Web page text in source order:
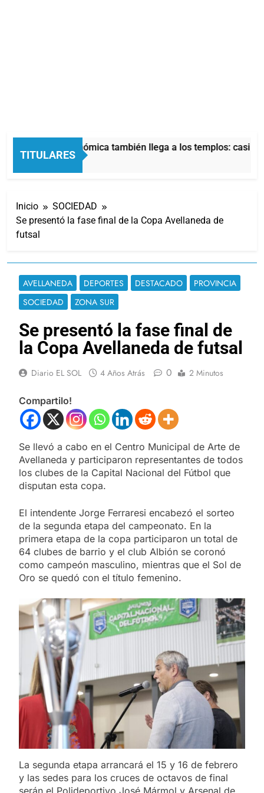
TITULARES
La crisis económica también llega a los templos: casi la
8 Horas Atrás
Inicio
SOCIEDAD
Se presentó la fase final de la Copa Avellaneda de
futsal
AVELLANEDA DEPORTES DESTACADO
PROVINCIA
SOCIEDAD
ZONA SUR
Se presentó la fase final de
la Copa Avellaneda de futsal
Diario EL SOL 4 Años Atrás 0 2 Minutos
Compartilo!
Se llevó a cabo en el Centro Municipal de Arte de
Avellaneda y participaron representantes de todos
los clubes de la Capital Nacional del Fútbol que
disputan esta copa.
El intendente Jorge Ferraresi encabezó el sorteo
de la segunda etapa del campeonato. En la
primera etapa de la copa participaron un total de
64 clubes de barrio y el club Albión se coronó
como campeón masculino, mientras que el Sol de
Oro se quedó con el título femenino.
La segunda etapa arrancará el 15 y 16 de febrero
y las sedes para los cruces de octavos de final